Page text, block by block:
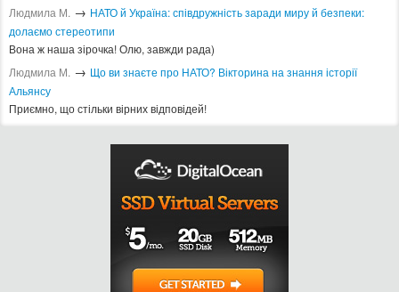
Людмила М. → ​НАТО й Україна: співдружність заради миру й безпеки:
долаємо стереотипи
Вона ж наша зірочка! Олю, завжди рада)
Людмила М. → Що ви знаєте про НАТО? Вікторина на знання історії
Альянсу ​
Приємно, що стільки вірних відповідей!